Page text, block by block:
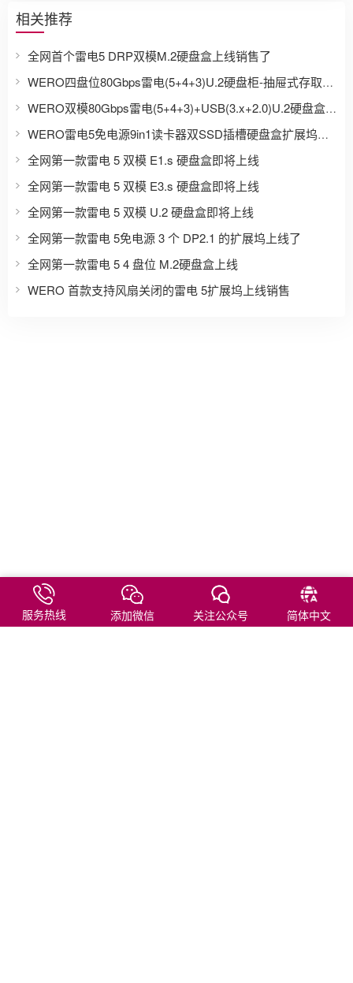
相关推荐
全网首个雷电5 DRP双模M.2硬盘盒上线销售了
WERO四盘位80Gbps雷电(5+4+3)U.2硬盘柜-抽屉式存取盘-开始预售
WERO双模80Gbps雷电(5+4+3)+USB(3.x+2.0)U.2硬盘盒抽屉式存取盘-开始预售
WERO雷电5免电源9in1读卡器双SSD插槽硬盘盒扩展坞上线销售
全网第一款雷电 5 双模 E1.s 硬盘盒即将上线
全网第一款雷电 5 双模 E3.s 硬盘盒即将上线
全网第一款雷电 5 双模 U.2 硬盘盒即将上线
全网第一款雷电 5免电源 3 个 DP2.1 的扩展坞上线了
全网第一款雷电 5 4 盘位 M.2硬盘盒上线
WERO 首款支持风扇关闭的雷电 5扩展坞上线销售
服务热线 添加微信 关注公众号 简体中文